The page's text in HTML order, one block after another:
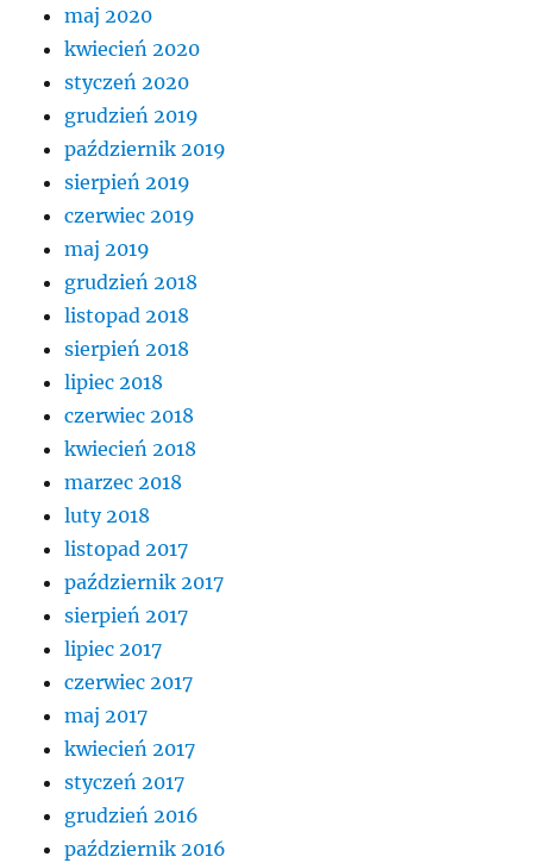
maj 2020
kwiecień 2020
styczeń 2020
grudzień 2019
październik 2019
sierpień 2019
czerwiec 2019
maj 2019
grudzień 2018
listopad 2018
sierpień 2018
lipiec 2018
czerwiec 2018
kwiecień 2018
marzec 2018
luty 2018
listopad 2017
październik 2017
sierpień 2017
lipiec 2017
czerwiec 2017
maj 2017
kwiecień 2017
styczeń 2017
grudzień 2016
październik 2016